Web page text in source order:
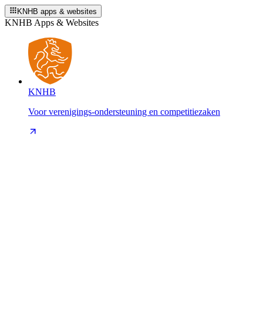
KNHB apps & websites
KNHB Apps & Websites
KNHB
Voor verenigings-ondersteuning en competitiezaken